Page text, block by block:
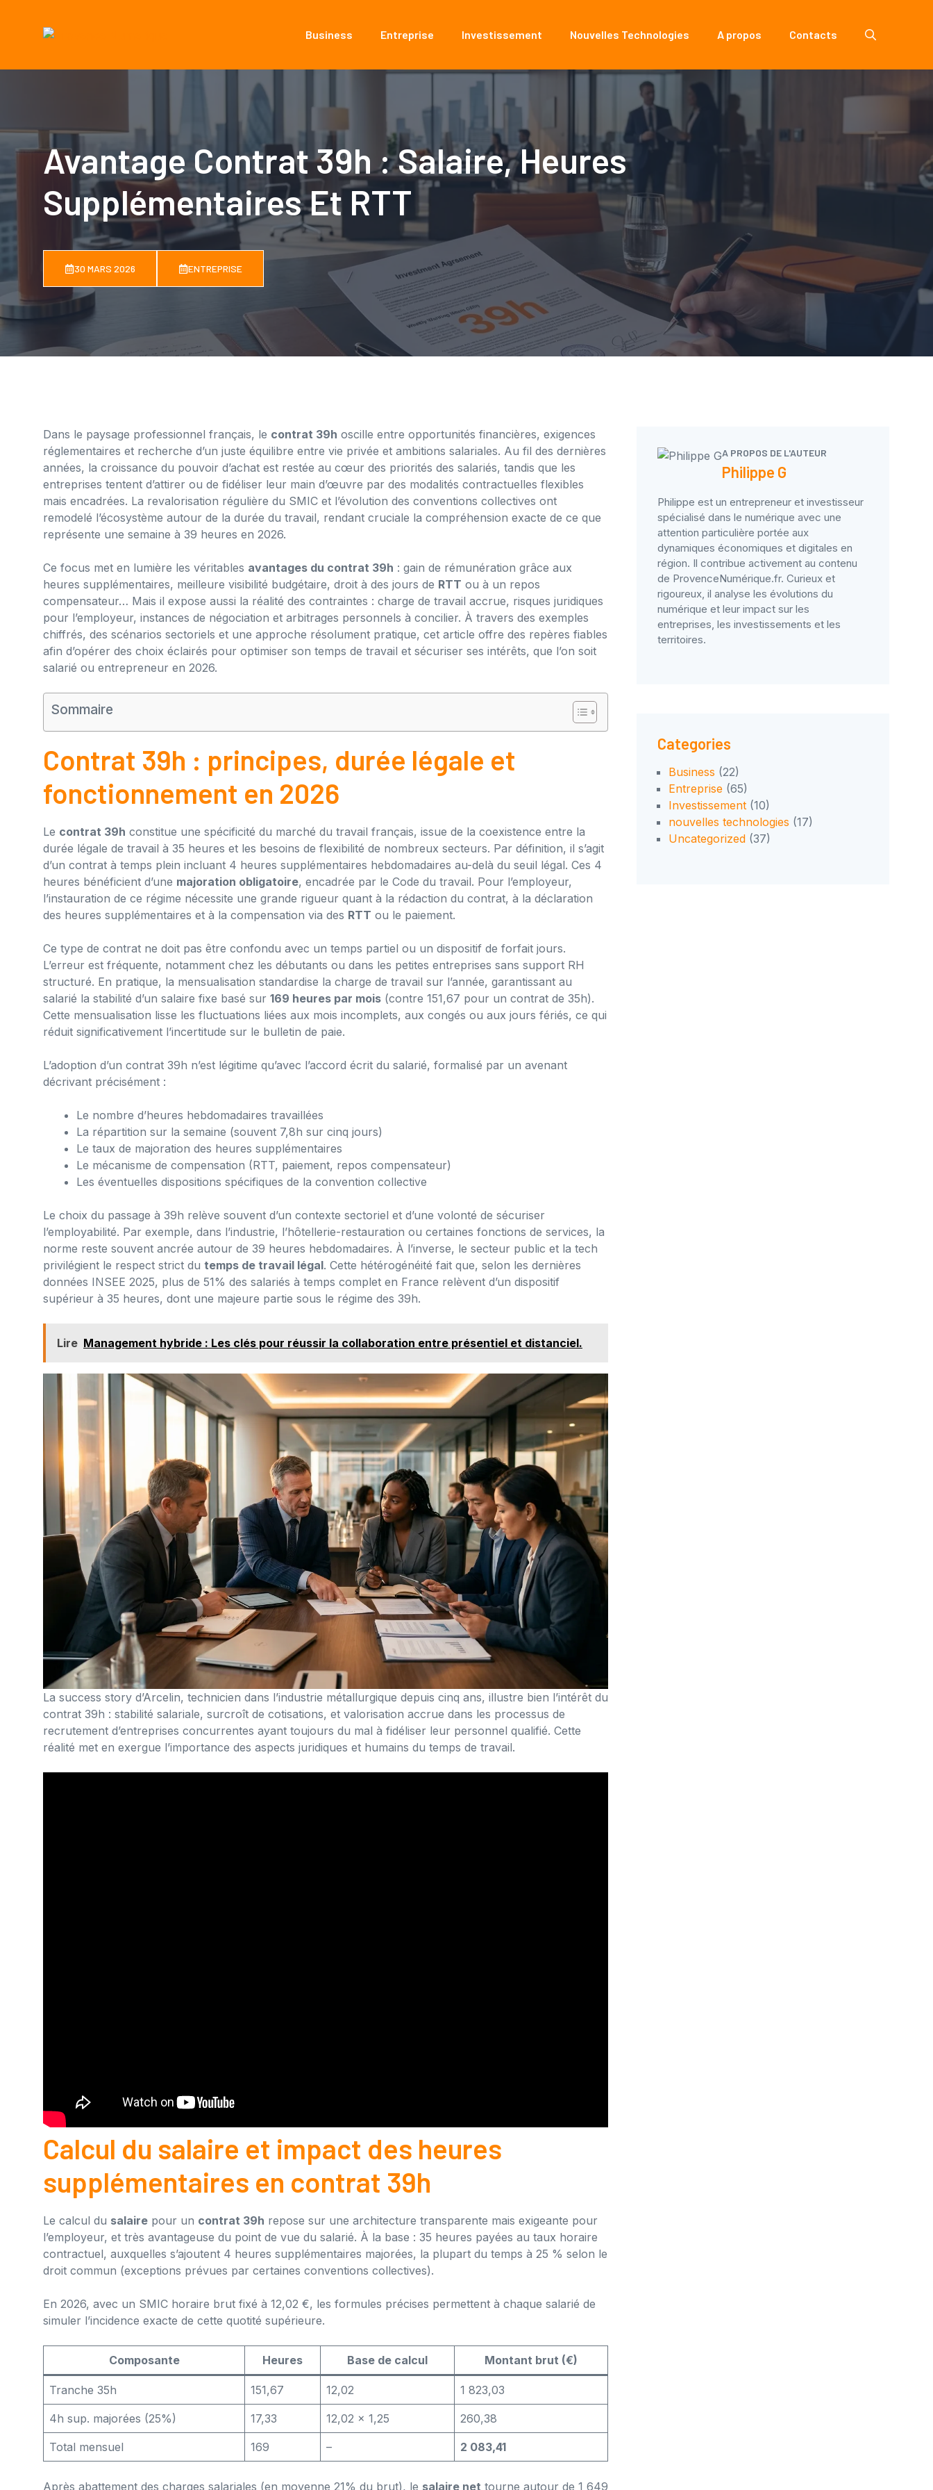
Business Entreprise Investissement Nouvelles Technologies A propos Contacts
Avantage Contrat 39h : Salaire, Heures
Supplémentaires Et RTT
30 MARS 2026 ENTREPRISE
Dans le paysage professionnel français, le contrat 39h oscille entre opportunités financières, exigences
réglementaires et recherche d’un juste équilibre entre vie privée et ambitions salariales. Au fil des dernières
années, la croissance du pouvoir d’achat est restée au cœur des priorités des salariés, tandis que les
entreprises tentent d’attirer ou de fidéliser leur main d’œuvre par des modalités contractuelles flexibles
mais encadrées. La revalorisation régulière du SMIC et l’évolution des conventions collectives ont
remodelé l’écosystème autour de la durée du travail, rendant cruciale la compréhension exacte de ce que
représente une semaine à 39 heures en 2026.
Ce focus met en lumière les véritables avantages du contrat 39h : gain de rémunération grâce aux
heures supplémentaires, meilleure visibilité budgétaire, droit à des jours de RTT ou à un repos
compensateur… Mais il expose aussi la réalité des contraintes : charge de travail accrue, risques juridiques
pour l’employeur, instances de négociation et arbitrages personnels à concilier. À travers des exemples
chiffrés, des scénarios sectoriels et une approche résolument pratique, cet article offre des repères fiables
afin d’opérer des choix éclairés pour optimiser son temps de travail et sécuriser ses intérêts, que l’on soit
salarié ou entrepreneur en 2026.
Sommaire
Contrat 39h : principes, durée légale et
fonctionnement en 2026
Le contrat 39h constitue une spécificité du marché du travail français, issue de la coexistence entre la
durée légale de travail à 35 heures et les besoins de flexibilité de nombreux secteurs. Par définition, il s’agit
d’un contrat à temps plein incluant 4 heures supplémentaires hebdomadaires au-delà du seuil légal. Ces 4
heures bénéficient d’une majoration obligatoire, encadrée par le Code du travail. Pour l’employeur,
l’instauration de ce régime nécessite une grande rigueur quant à la rédaction du contrat, à la déclaration
des heures supplémentaires et à la compensation via des RTT ou le paiement.
Ce type de contrat ne doit pas être confondu avec un temps partiel ou un dispositif de forfait jours.
L’erreur est fréquente, notamment chez les débutants ou dans les petites entreprises sans support RH
structuré. En pratique, la mensualisation standardise la charge de travail sur l’année, garantissant au
salarié la stabilité d’un salaire fixe basé sur 169 heures par mois (contre 151,67 pour un contrat de 35h).
Cette mensualisation lisse les fluctuations liées aux mois incomplets, aux congés ou aux jours fériés, ce qui
réduit significativement l’incertitude sur le bulletin de paie.
L’adoption d’un contrat 39h n’est légitime qu’avec l’accord écrit du salarié, formalisé par un avenant
décrivant précisément :
Le nombre d’heures hebdomadaires travaillées
La répartition sur la semaine (souvent 7,8h sur cinq jours)
Le taux de majoration des heures supplémentaires
Le mécanisme de compensation (RTT, paiement, repos compensateur)
Les éventuelles dispositions spécifiques de la convention collective
Le choix du passage à 39h relève souvent d’un contexte sectoriel et d’une volonté de sécuriser
l’employabilité. Par exemple, dans l’industrie, l’hôtellerie-restauration ou certaines fonctions de services, la
norme reste souvent ancrée autour de 39 heures hebdomadaires. À l’inverse, le secteur public et la tech
privilégient le respect strict du temps de travail légal. Cette hétérogénéité fait que, selon les dernières
données INSEE 2025, plus de 51% des salariés à temps complet en France relèvent d’un dispositif
supérieur à 35 heures, dont une majeure partie sous le régime des 39h.
Lire Management hybride : Les clés pour réussir la collaboration entre présentiel et distanciel.
La success story d’Arcelin, technicien dans l’industrie métallurgique depuis cinq ans, illustre bien l’intérêt du
contrat 39h : stabilité salariale, surcroît de cotisations, et valorisation accrue dans les processus de
recrutement d’entreprises concurrentes ayant toujours du mal à fidéliser leur personnel qualifié. Cette
réalité met en exergue l’importance des aspects juridiques et humains du temps de travail.
Calcul du salaire et impact des heures
supplémentaires en contrat 39h
Le calcul du salaire pour un contrat 39h repose sur une architecture transparente mais exigeante pour
l’employeur, et très avantageuse du point de vue du salarié. À la base : 35 heures payées au taux horaire
contractuel, auxquelles s’ajoutent 4 heures supplémentaires majorées, la plupart du temps à 25 % selon le
droit commun (exceptions prévues par certaines conventions collectives).
En 2026, avec un SMIC horaire brut fixé à 12,02 €, les formules précises permettent à chaque salarié de
simuler l’incidence exacte de cette quotité supérieure.
Composante Heures Base de calcul Montant brut (€)
Tranche 35h 151,67 12,02 1 823,03
4h sup. majorées (25%) 17,33 12,02 × 1,25 260,38
Total mensuel 169 – 2 083,41
Après abattement des charges salariales (en moyenne 21% du brut), le salaire net tourne autour de 1 649
A PROPOS DE L'AUTEUR
Philippe G
Philippe est un entrepreneur et investisseur
spécialisé dans le numérique avec une
attention particulière portée aux
dynamiques économiques et digitales en
région. Il contribue activement au contenu
de ProvenceNumérique.fr. Curieux et
rigoureux, il analyse les évolutions du
numérique et leur impact sur les
entreprises, les investissements et les
territoires.
Categories
Business (22)
Entreprise (65)
Investissement (10)
nouvelles technologies (17)
Uncategorized (37)